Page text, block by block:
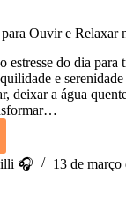
Ouvir e Relaxar
estresse do dia para
e
deixar a água
🎧 13 de março